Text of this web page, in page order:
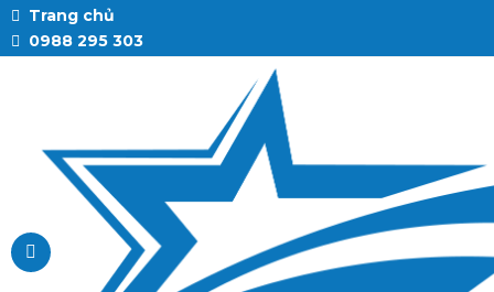
Trang chủ
0988 295 303